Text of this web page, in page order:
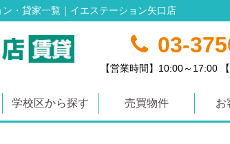
・貸家一覧｜イエステーション矢口店
03-
【営業時間】10:00～17:00
学校区から探す 売買物件 お